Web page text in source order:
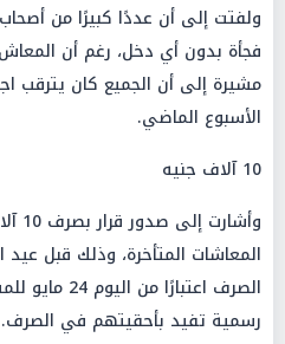
ولفتت إلى أن عددًا كبيرًا من
فجأة بدون أي دخل، رغم أن
مشيرة إلى أن الجميع كان يترقب
الأسبوع الماضي.
10 آلاف جنيه
المعاشات المتأخرة، وذلك قبل عيد
الصرف
رسمية تفيد بأحقيتهم في الصرف.